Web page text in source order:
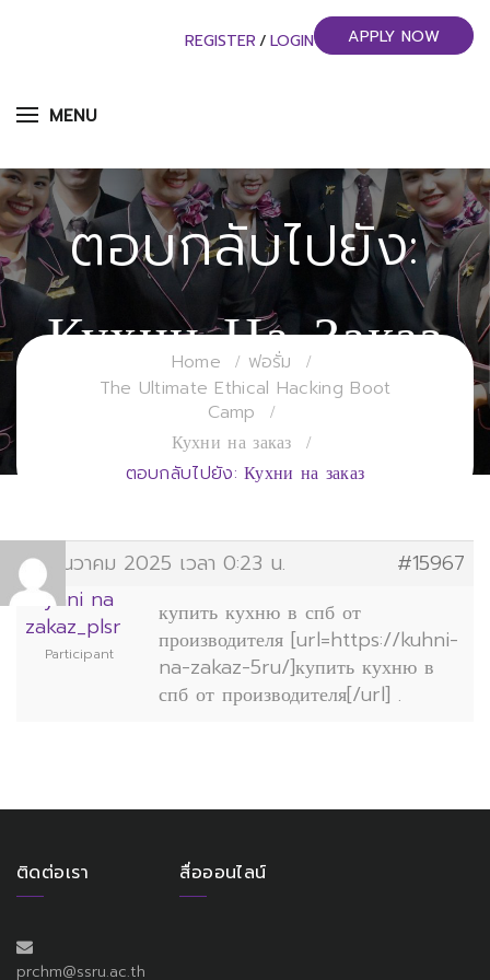
MENU
REGISTER / LOGIN APPLY NOW
ตอบกลับไปยัง:
Кухни На Заказ
วิทยาลัยการจัดการอุตสาหกรรมบริการ
มหาวิทยาลัยราชภัฏสวนสุนันทา
Home
ฟอรั่ม
The Ultimate Ethical Hacking Boot
Camp
Кухни на заказ
ตอบกลับไปยัง: Кухни на заказ
31 ธันวาคม 2025 เวลา 0:23 น.
#15967
Kyhni na
zakaz_plsr
Participant
купить кухню в спб от
производителя [url=https://kuhni-
na-zakaz-5ru/]купить кухню в
спб от производителя[/url] .
ติดต่อเรา
prchm@ssru.ac.th
สื่อออนไลน์